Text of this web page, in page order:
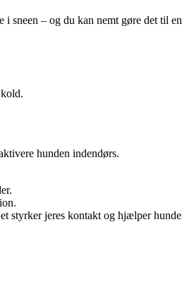
i sneen – og du kan nemt gøre det til
hunden indendørs.
styrker jeres kontakt og hjælper